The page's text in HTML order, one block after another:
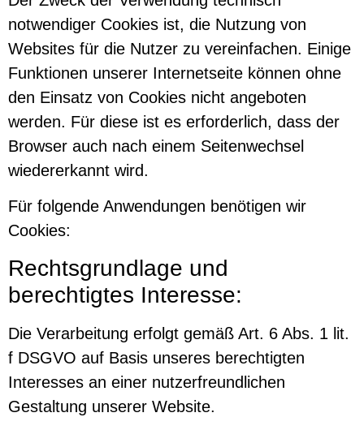
notwendiger Cookies ist, die Nutzung von
Websites für die Nutzer zu vereinfachen. Einige
Funktionen unserer Internetseite können ohne
den Einsatz von Cookies nicht angeboten
werden. Für diese ist es erforderlich, dass der
Browser auch nach einem Seitenwechsel
wiedererkannt wird.
Für folgende Anwendungen benötigen wir
Cookies:
Rechtsgrundlage und
berechtigtes Interesse:
Die Verarbeitung erfolgt gemäß Art. 6 Abs. 1 lit.
f DSGVO auf Basis unseres berechtigten
Interesses an einer nutzerfreundlichen
Gestaltung unserer Website.